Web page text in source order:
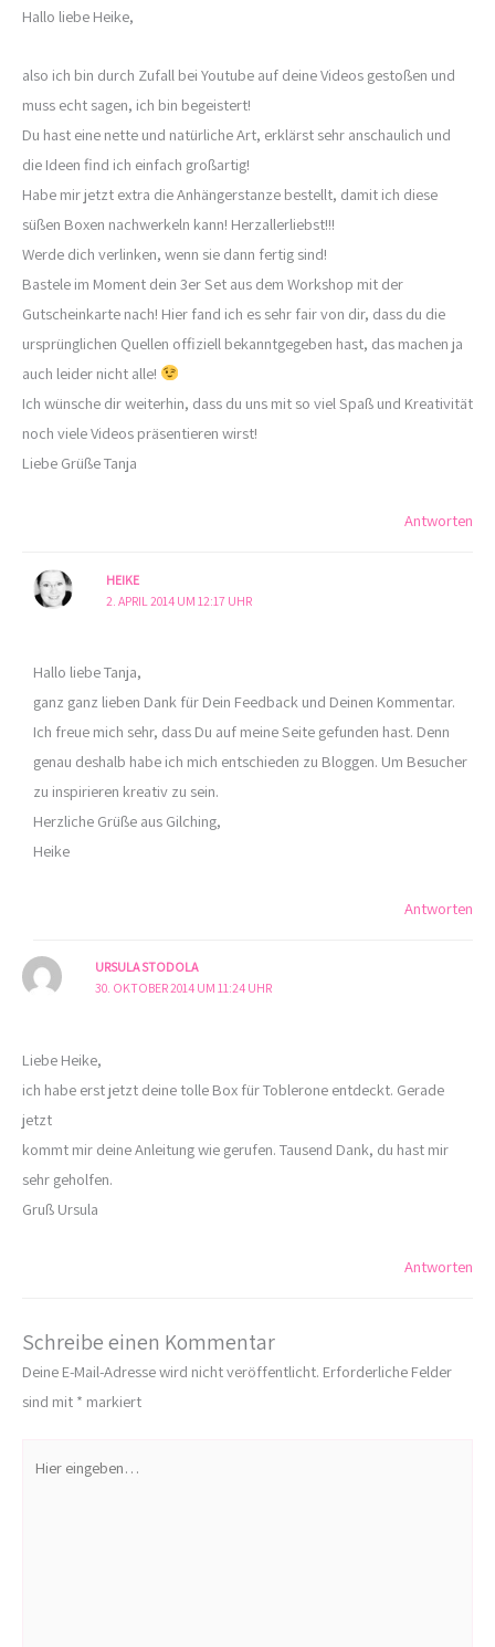
Hallo liebe Heike,
also ich bin durch Zufall bei Youtube auf deine Videos gestoßen und
muss echt sagen, ich bin begeistert!
Du hast eine nette und natürliche Art, erklärst sehr anschaulich und
die Ideen find ich einfach großartig!
Habe mir jetzt extra die Anhängerstanze bestellt, damit ich diese
süßen Boxen nachwerkeln kann! Herzallerliebst!!!
Werde dich verlinken, wenn sie dann fertig sind!
Bastele im Moment dein 3er Set aus dem Workshop mit der
Gutscheinkarte nach! Hier fand ich es sehr fair von dir, dass du die
ursprünglichen Quellen offiziell bekanntgegeben hast, das machen ja
auch leider nicht alle!
Ich wünsche dir weiterhin, dass du uns mit so viel Spaß und Kreativität
noch viele Videos präsentieren wirst!
Liebe Grüße Tanja
Antworten
HEIKE
2. APRIL 2014 UM 12:17 UHR
Hallo liebe Tanja,
ganz ganz lieben Dank für Dein Feedback und Deinen Kommentar.
Ich freue mich sehr, dass Du auf meine Seite gefunden hast. Denn
genau deshalb habe ich mich entschieden zu Bloggen. Um Besucher
zu inspirieren kreativ zu sein.
Herzliche Grüße aus Gilching,
Heike
Antworten
URSULA STODOLA
30. OKTOBER 2014 UM 11:24 UHR
Liebe Heike,
ich habe erst jetzt deine tolle Box für Toblerone entdeckt. Gerade
jetzt
kommt mir deine Anleitung wie gerufen. Tausend Dank, du hast mir
sehr geholfen.
Gruß Ursula
Antworten
Schreibe einen Kommentar
Deine E-Mail-Adresse wird nicht veröffentlicht. Erforderliche Felder
sind mit * markiert
eingeben…